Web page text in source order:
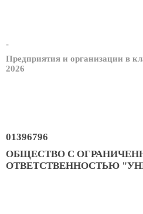
-
Предприятия и организации в
2026
01396796
ОБЩЕСТВО С
ОТВЕТСТВЕННОСТЬЮ